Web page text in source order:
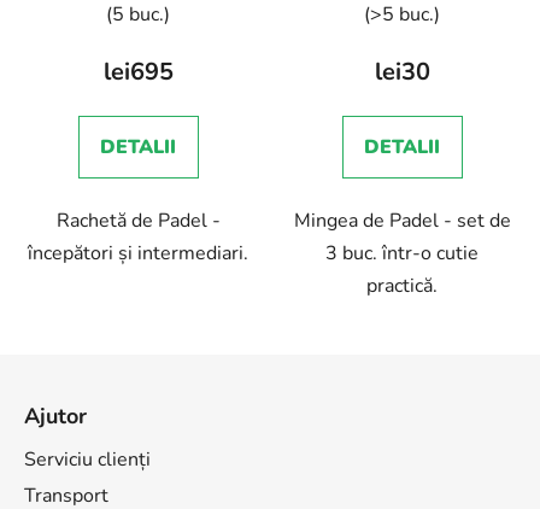
(5 buc.)
lei695
DETALII
Rachetă de Padel -
începători și intermediari.
(>5 buc.)
lei30
DETALII
Mingea de Padel - set de
3 buc. într-o cutie
practică.
Ajutor
Serviciu clienți
Transport